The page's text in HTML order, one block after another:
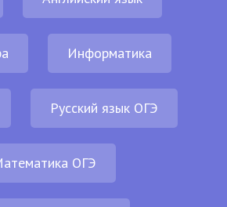
Информатика
Русский язык ОГЭ
ОГЭ